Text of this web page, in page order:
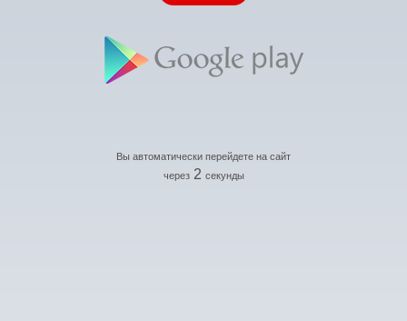
Вы автоматически перейдете на сайт
через 2 секунды